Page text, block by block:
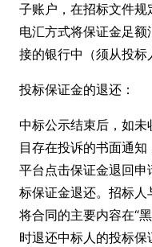
子账户，在招标文件
电汇方式将保证金足
接的银行中（须从投标
投标保证金的退还：
中标公示结束后，如
目存在投诉的书面通
平台点击保证金退回
标保证金退还。招标
将合同的主要内容在“
时退还中标人的投标